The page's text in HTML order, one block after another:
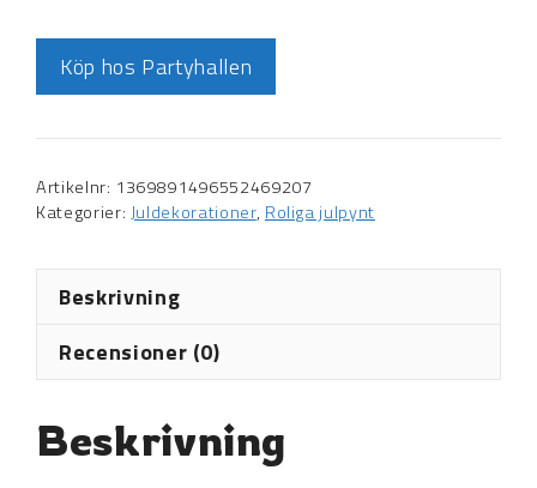
Köp hos Partyhallen
Artikelnr: 1369891496552469207
Kategorier: Juldekorationer, Roliga julpynt
Beskrivning
Recensioner (0)
Beskrivning